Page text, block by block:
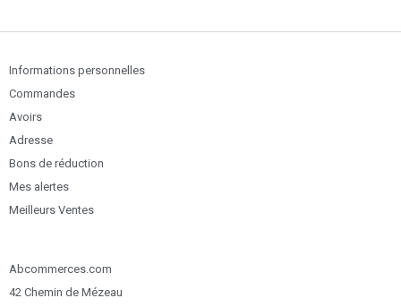
Informations personnelles
Commandes
Avoirs
Adresse
Bons de réduction
Mes alertes
Meilleurs Ventes
Abcommerces.com
42 Chemin de Mézeau